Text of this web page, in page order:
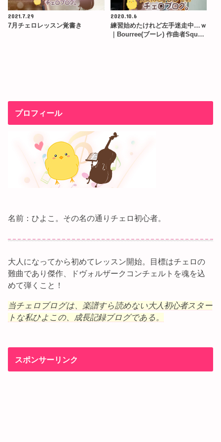
2021.7.29
7月チェロレッスン覚書き
2020.10.6
練習始めたけれど左手迷走中…ｗ
｜Bourree(ブーレ) 作曲者Squ…
プロフィール
名前：ひよこ。その名の通りチェロ初心者。
大人になってから初めてレッスン開始。目標はチェロの
難曲であり傑作、ドヴォルザークコンチェルトを魂を込
めて弾くこと！
当チェロブログは、楽譜すら読めない大人初心者スター
トな私ひよこの、成長記録ブログである。
スポンサーリンク